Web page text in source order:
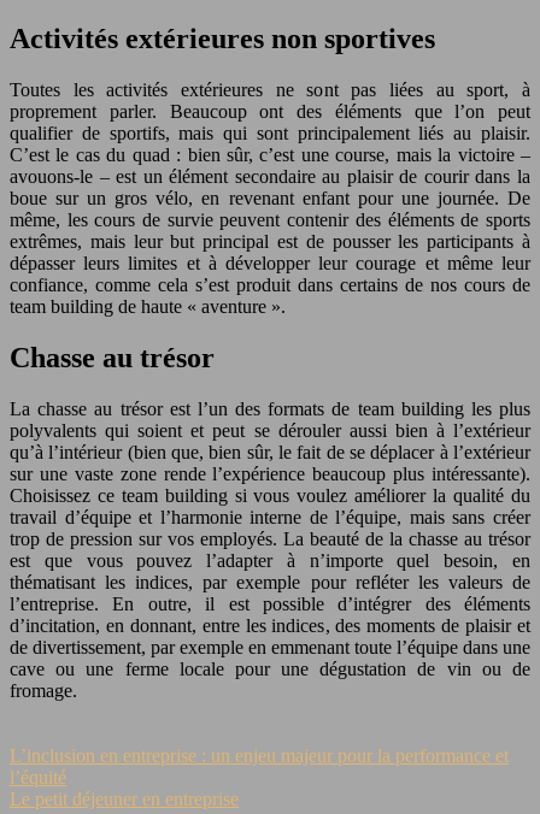
Activités extérieures non sportives
Toutes les activités extérieures ne sont pas liées au sport, à
proprement parler. Beaucoup ont des éléments que l’on peut
qualifier de sportifs, mais qui sont principalement liés au plaisir.
C’est le cas du quad : bien sûr, c’est une course, mais la victoire –
avouons-le – est un élément secondaire au plaisir de courir dans la
boue sur un gros vélo, en revenant enfant pour une journée. De
même, les cours de survie peuvent contenir des éléments de sports
extrêmes, mais leur but principal est de pousser les participants à
dépasser leurs limites et à développer leur courage et même leur
confiance, comme cela s’est produit dans certains de nos cours de
team building de haute « aventure ».
Chasse au trésor
La chasse au trésor est l’un des formats de team building les plus
polyvalents qui soient et peut se dérouler aussi bien à l’extérieur
qu’à l’intérieur (bien que, bien sûr, le fait de se déplacer à l’extérieur
sur une vaste zone rende l’expérience beaucoup plus intéressante).
Choisissez ce team building si vous voulez améliorer la qualité du
travail d’équipe et l’harmonie interne de l’équipe, mais sans créer
trop de pression sur vos employés. La beauté de la chasse au trésor
est que vous pouvez l’adapter à n’importe quel besoin, en
thématisant les indices, par exemple pour refléter les valeurs de
l’entreprise. En outre, il est possible d’intégrer des éléments
d’incitation, en donnant, entre les indices, des moments de plaisir et
de divertissement, par exemple en emmenant toute l’équipe dans une
cave ou une ferme locale pour une dégustation de vin ou de
fromage.
L’inclusion en entreprise : un enjeu majeur pour la performance et
l’équité
Le petit déjeuner en entreprise